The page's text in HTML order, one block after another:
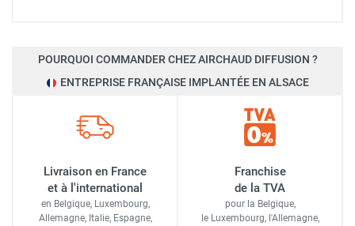
POURQUOI COMMANDER CHEZ AIRCHAUD DIFFUSION ?
ENTREPRISE FRANÇAISE IMPLANTÉE EN ALSACE
Livraison en France
et à l'international
en Belgique, Luxembourg,
Allemagne, Italie, Espagne,
Franchise
de la TVA
pour la Belgique,
le Luxembourg, l'Allemagne,